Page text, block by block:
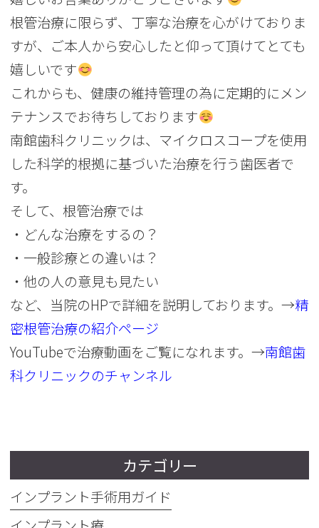
根管治療に限らず、丁寧な治療を心がけておりま
すが、ご本人から安心したと仰って頂けてとても
嬉しいです
これからも、健康の維持管理の為に定期的にメン
テナンスでお待ちしております
南館歯科クリニックは、マイクロスコープを使用
した科学的根拠に基づいた治療を行う歯医者で
す。
そして、根管治療では
・どんな治療をするの？
・一般診療との違いは？
・他の人の意見も見たい
など、当院のHPで詳細を説明しております。→精
密根管治療の紹介ページ
YouTubeで治療動画をご覧になれます。→南館歯
科クリニックのチャンネル
カテゴリー
インプラント手術用ガイド